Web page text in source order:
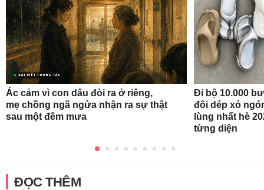
Ác cảm vì con dâu đòi ra ở riêng,
mẹ chồng ngã ngửa nhận ra sự thật
sau một đêm mưa
Đi bộ 10.000
đôi dép xỏ
lùng nhất hè
từng diện
ĐỌC THÊM